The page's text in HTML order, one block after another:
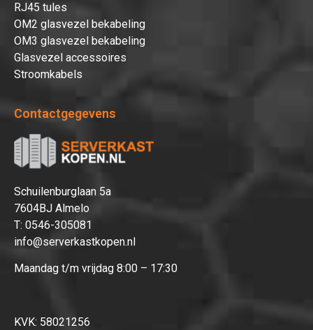
RJ45 tules
OM2 glasvezel bekabeling
OM3 glasvezel bekabeling
Glasvezel accessoires
Stroomkabels
Contactgegevens
Schuilenburglaan 5a
7604BJ Almelo
T: 0546-305081
info@serverkastkopen.nl
Maandag t/m vrijdag 8:00 – 17:30
KVK: 58021256